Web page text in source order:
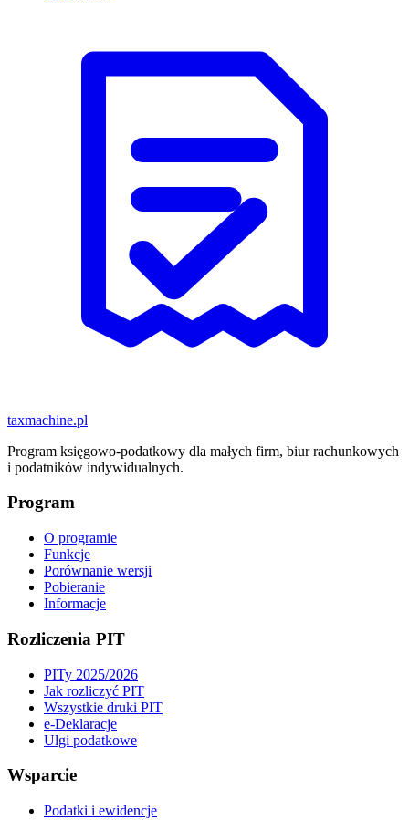
taxmachine.pl
Program księgowo-podatkowy dla małych firm, biur rachunkowych
i podatników indywidualnych.
Program
O programie
Funkcje
Porównanie wersji
Pobieranie
Informacje
Rozliczenia PIT
PITy 2025/2026
Jak rozliczyć PIT
Wszystkie druki PIT
e-Deklaracje
Ulgi podatkowe
Wsparcie
Podatki i ewidencje